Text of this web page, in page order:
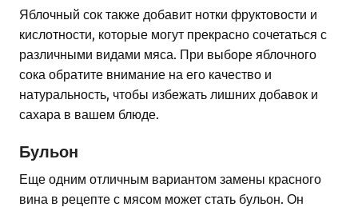
Яблочный сок также добавит нотки фруктовости и
кислотности, которые могут прекрасно сочетаться с
различными видами мяса. При выборе яблочного
сока обратите внимание на его качество и
натуральность, чтобы избежать лишних добавок и
сахара в вашем блюде.
Бульон
Еще одним отличным вариантом замены красного
вина в рецепте с мясом может стать бульон. Он